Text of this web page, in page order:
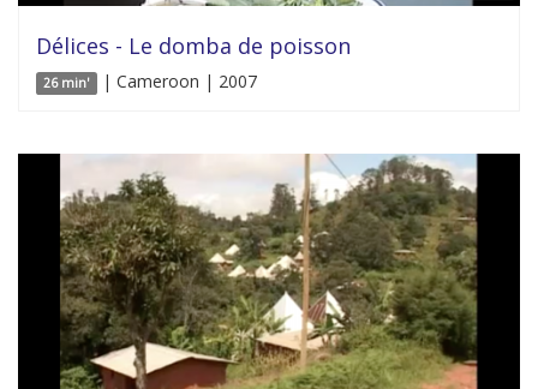
Délices - Le domba de poisson
26 min' | Cameroon | 2007